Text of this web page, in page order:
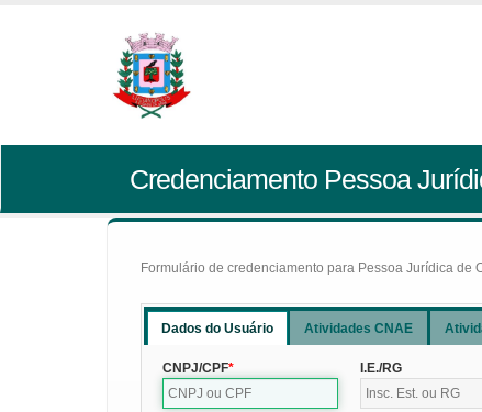
Credenciamento Pessoa
Formulário de credenciamento para Pessoa Jurídica
Dados do Usuário Atividades CNAE
CNPJ/CPF I.E./RG